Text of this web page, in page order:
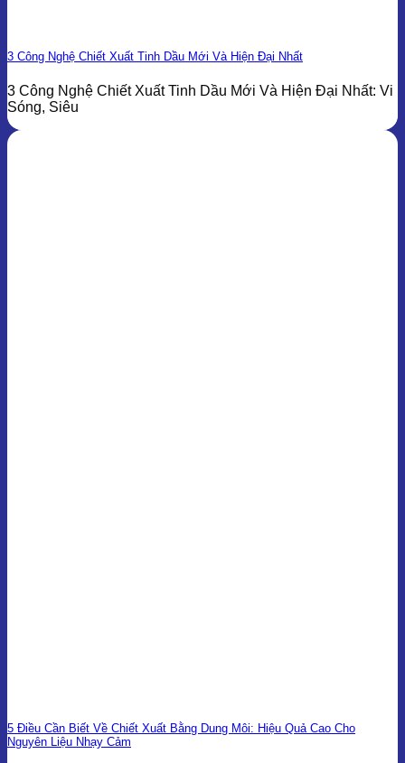
3 Công Nghệ Chiết Xuất Tinh Dầu Mới Và Hiện Đại Nhất
3 Công Nghệ Chiết Xuất Tinh Dầu Mới Và Hiện Đại Nhất: Vi
Sóng, Siêu
5 Điều Cần Biết Về Chiết Xuất Bằng Dung Môi: Hiệu Quả Cao Cho
Nguyên Liệu Nhạy Cảm